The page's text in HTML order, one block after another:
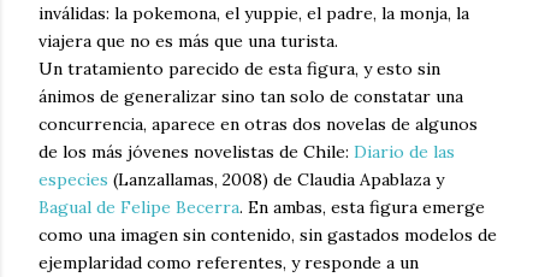
inválidas: la pokemona, el yuppie, el padre, la monja, la
viajera que no es más que una turista.
Un tratamiento parecido de esta figura, y esto sin
ánimos de generalizar sino tan solo de constatar una
concurrencia, aparece en otras dos novelas de algunos
de los más jóvenes novelistas de Chile: Diario de las
especies (Lanzallamas, 2008) de Claudia Apablaza y
Bagual de Felipe Becerra. En ambas, esta figura emerge
como una imagen sin contenido, sin gastados modelos de
ejemplaridad como referentes, y responde a un